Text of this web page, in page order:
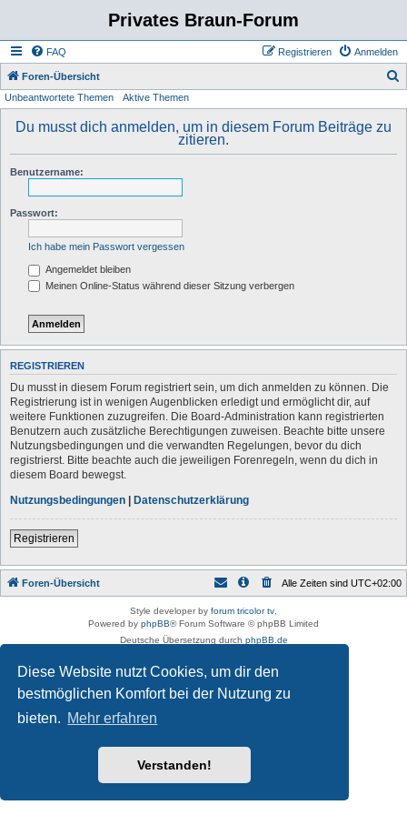
Diese Website nutzt Cookies, um dir den
bestmöglichen Komfort bei der Nutzung zu
bieten. Mehr erfahren
Verstanden!
Privates Braun-Forum
FAQ Anmelden
Registrieren
Foren-Übersicht
Unbeantwortete Themen Aktive Themen
Du musst dich anmelden, um in diesem Forum Beiträge zu
zitieren.
Benutzername:
Passwort:
Ich habe mein Passwort vergessen
Angemeldet bleiben
Meinen Online-Status während dieser Sitzung verbergen
REGISTRIEREN
Du musst in diesem Forum registriert sein, um dich anmelden zu können. Die
Registrierung ist in wenigen Augenblicken erledigt und ermöglicht dir, auf
weitere Funktionen zuzugreifen. Die Board-Administration kann registrierten
Benutzern auch zusätzliche Berechtigungen zuweisen. Beachte bitte unsere
Nutzungsbedingungen und die verwandten Regelungen, bevor du dich
registrierst. Bitte beachte auch die jeweiligen Forenregeln, wenn du dich in
diesem Board bewegst.
Nutzungsbedingungen | Datenschutzerklärung
Registrieren
Foren-Übersicht Alle Zeiten sind UTC+02:00
Style developer by forum tricolor tv
Powered by phpBB® Forum Software © phpBB Limited
Deutsche Übersetzung durch phpBB.de